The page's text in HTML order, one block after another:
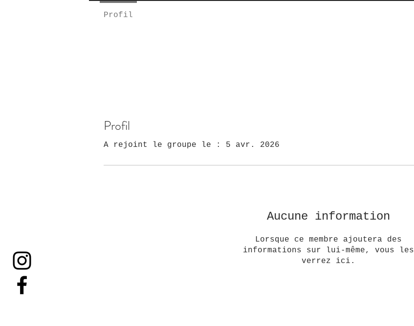
Profil
A rejoint le groupe le : 5 avr. 2026
Aucune information
Lorsque ce membre ajoutera des
informations sur lui-même, vous les
verrez ici.
Profil